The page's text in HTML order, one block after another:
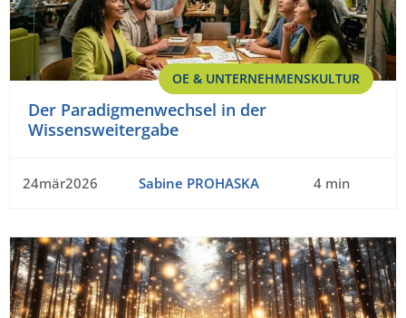
OE & UNTERNEHMENSKULTUR
Der Paradigmenwechsel in der
Wissensweitergabe
24mär2026 Sabine PROHASKA 4 min